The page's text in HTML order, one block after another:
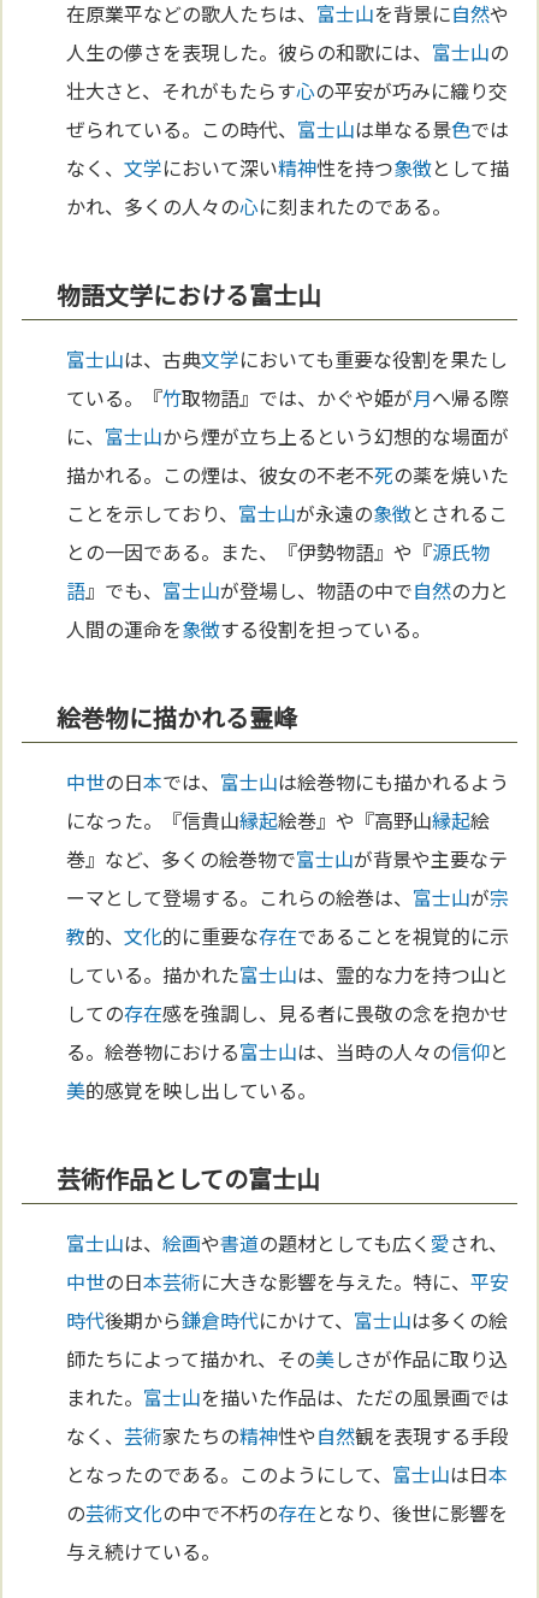
在原業平などの歌人たちは、 富士山を背景に自然や
人生の儚さを表現した。彼らの和歌には、 富士山の
壮大さと、それがもたらす心の平安が巧みに織り交
ぜられている。この時代、 富士山は単なる景色では
なく、文学において深い精神性を持つ象徴として描
かれ、多くの人々の心に刻まれたのである。
物語文学における富士山
富士山は、古典文学においても重要な役割を果たし
ている。『竹取物語』では、かぐや姫が月へ帰る際
に、 富士山から煙が立ち上るという幻想的な場面が
描かれる。この煙は、彼女の不老不死の薬を焼いた
ことを示しており、 富士山が永遠の象徴とされるこ
との一因である。また、『伊勢物語』や『源氏物
語』でも、 富士山が登場し、物語の中で自然の力と
人間の運命を象徴する役割を担っている。
絵巻物に描かれる霊峰
中世の日本では、 富士山は絵巻物にも描かれるよう
になった。『信貴山縁起絵巻』や『高野山縁起絵
巻』など、多くの絵巻物で富士山が背景や主要なテ
ーマとして登場する。これらの絵巻は、 富士山が宗
教的、文化的に重要な存在であることを視覚的に示
している。描かれた富士山は、霊的な力を持つ山と
しての存在感を強調し、見る者に畏敬の念を抱かせ
る。絵巻物における富士山は、当時の人々の信仰と
美的感覚を映し出している。
芸術作品としての富士山
富士山は、絵画や書道の題材としても広く 愛され、
中世の日本芸術に大きな影響を与えた。特に、平安
時代後期から鎌倉時代にかけて、 富士山は多くの絵
師たちによって描かれ、その美しさが作品に取り込
まれた。 富士山を描いた作品は、ただの風景画では
なく、芸術家たちの精神性や自然観を表現する手段
となったのである。このようにして、 富士山は日本
の芸術文化の中で不朽の存在となり、後世に影響を
与え続けている。